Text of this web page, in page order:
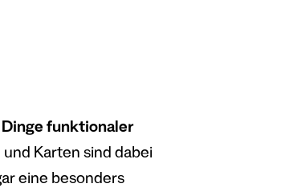
Dinge funktionaler
Karten sind dabei
eine besonders